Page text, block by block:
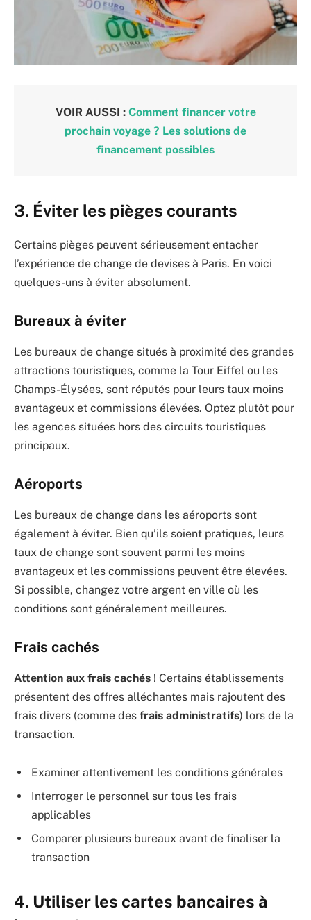
VOIR AUSSI : Comment financer votre
prochain voyage ? Les solutions de
financement possibles
3. Éviter les pièges courants
Certains pièges peuvent sérieusement entacher
l’expérience de change de devises à Paris. En voici
quelques-uns à éviter absolument.
Bureaux à éviter
Les bureaux de change situés à proximité des grandes
attractions touristiques, comme la Tour Eiffel ou les
Champs-Élysées, sont réputés pour leurs taux moins
avantageux et commissions élevées. Optez plutôt pour
les agences situées hors des circuits touristiques
principaux.
Aéroports
Les bureaux de change dans les aéroports sont
également à éviter. Bien qu’ils soient pratiques, leurs
taux de change sont souvent parmi les moins
avantageux et les commissions peuvent être élevées.
Si possible, changez votre argent en ville où les
conditions sont généralement meilleures.
Frais cachés
Attention aux frais cachés ! Certains établissements
présentent des offres alléchantes mais rajoutent des
frais divers (comme des frais administratifs) lors de la
transaction.
Examiner attentivement les conditions générales
Interroger le personnel sur tous les frais
applicables
Comparer plusieurs bureaux avant de finaliser la
transaction
4. Utiliser les cartes bancaires à